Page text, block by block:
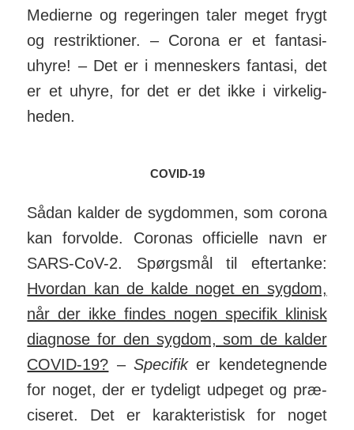
Medierne og regeringen taler meget frygt
og restriktioner. – Corona er et fantasi-
uhyre! – Det er i menneskers fantasi, det
er et uhyre, for det er det ikke i vir­ke­lig­
heden.
COVID-19
Sådan kalder de syg­dommen, som corona
kan for­volde. Coronas offi­cielle navn er
SARS-CoV-2. Spørgs­mål til efter­tanke:
Hvordan kan de kalde noget en syg­dom,
når der ikke findes nogen specifik klinisk
diag­nose for den syg­dom, som de kalder
COVID-19? – Specifiker kende­teg­nende
for noget, der er tydeligt ud­peget og præ­
ci­seret. Det er karak­te­ris­tisk for noget